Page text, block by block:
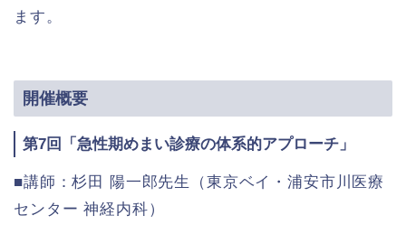
ます。
開催概要
第7回「急性期めまい診療の体系的アプローチ」
■講師：杉田 陽一郎先生（東京ベイ・浦安市川医療
センター 神経内科）